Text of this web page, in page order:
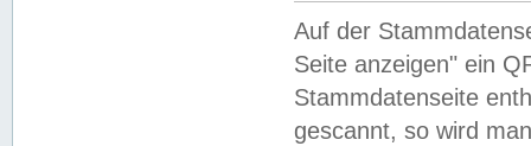
Auf der
Seite anzeigen" ein
Stammdatenseite
gescannt, so wird